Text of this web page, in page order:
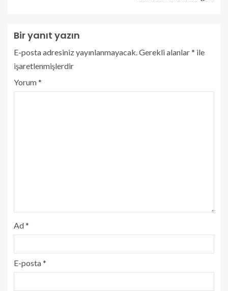
Bir yanıt yazın
E-posta adresiniz yayınlanmayacak.Gerekli alanlar* ile
işaretlenmişlerdir
Yorum*
Ad*
E-posta*